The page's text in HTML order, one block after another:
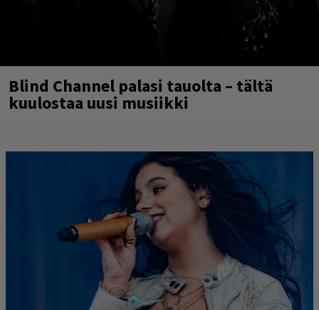
Blind Channel palasi tauolta – tältä
kuulostaa uusi musiikki